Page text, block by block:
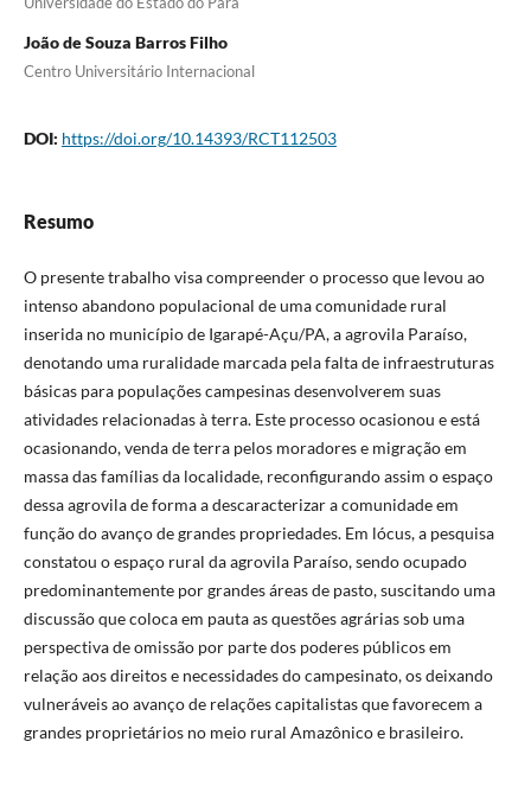
João de Souza Barros Filho
Centro Universitário Internacional
DOI: https://doi.org/10.14393/RCT112503
Resumo
O presente trabalho visa compreender o processo que levou ao
intenso abandono populacional de uma comunidade rural
inserida no município de Igarapé-Açu/PA, a agrovila Paraíso,
denotando uma ruralidade marcada pela falta de infraestruturas
básicas para populações campesinas desenvolverem suas
atividades relacionadas à terra. Este processo ocasionou e está
ocasionando, venda de terra pelos moradores e migração em
massa das famílias da localidade, reconfigurando assim o espaço
dessa agrovila de forma a descaracterizar a comunidade em
função do avanço de grandes propriedades. Em lócus, a pesquisa
constatou o espaço rural da agrovila Paraíso, sendo ocupado
predominantemente por grandes áreas de pasto, suscitando uma
discussão que coloca em pauta as questões agrárias sob uma
perspectiva de omissão por parte dos poderes públicos em
relação aos direitos e necessidades do campesinato, os deixando
vulneráveis ao avanço de relações capitalistas que favorecem a
grandes proprietários no meio rural Amazônico e brasileiro.